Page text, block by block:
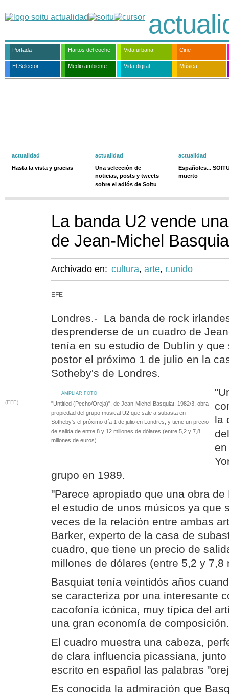
Portada Hartos del coche Vida urbana Cine
El Selector Medio ambiente Vida digital Música
actualidad
Hasta la vista y gracias
actualidad
Una selección de
noticias, posts y tweets
sobre el adiós de Soitu
actualidad
Españoles...
muerto
La banda U2 vende
de Jean-Michel
Archivado en: cultura, arte, r.unido
EFE
Londres.- La banda de rock
desprenderse de un cuadro de
tenía en su estudio de Dublín y que
postor el próximo 1 de julio en la
Sotheby's de Londres.
AMPLIAR FOTO
(EFE)
"Untitled (Pecho/Oreja)", de Jean-Michel Basquiat, 1982/3, obra
propiedad del grupo musical U2 que sale a subasta en
Sotheby's el próximo día 1 de julio en Londres, y tiene un precio
de salida de entre 8 y 12 millones de dólares (entre 5,2 y 7,8
millones de euros).
la
grupo en 1989.
"Parece apropiado que una obra
el estudio de unos músicos ya que
veces de la relación entre ambas
Barker, experto de la casa de
cuadro, que tiene un precio de
millones de dólares (entre 5,2 y 7,8
Basquiat tenía veintidós años
se caracteriza por una interesante
cacofonía icónica, muy típica del
una gran economía de composición.
El cuadro muestra una cabeza,
de clara influencia picassiana,
escrito en español las palabras
Es conocida la admiración que